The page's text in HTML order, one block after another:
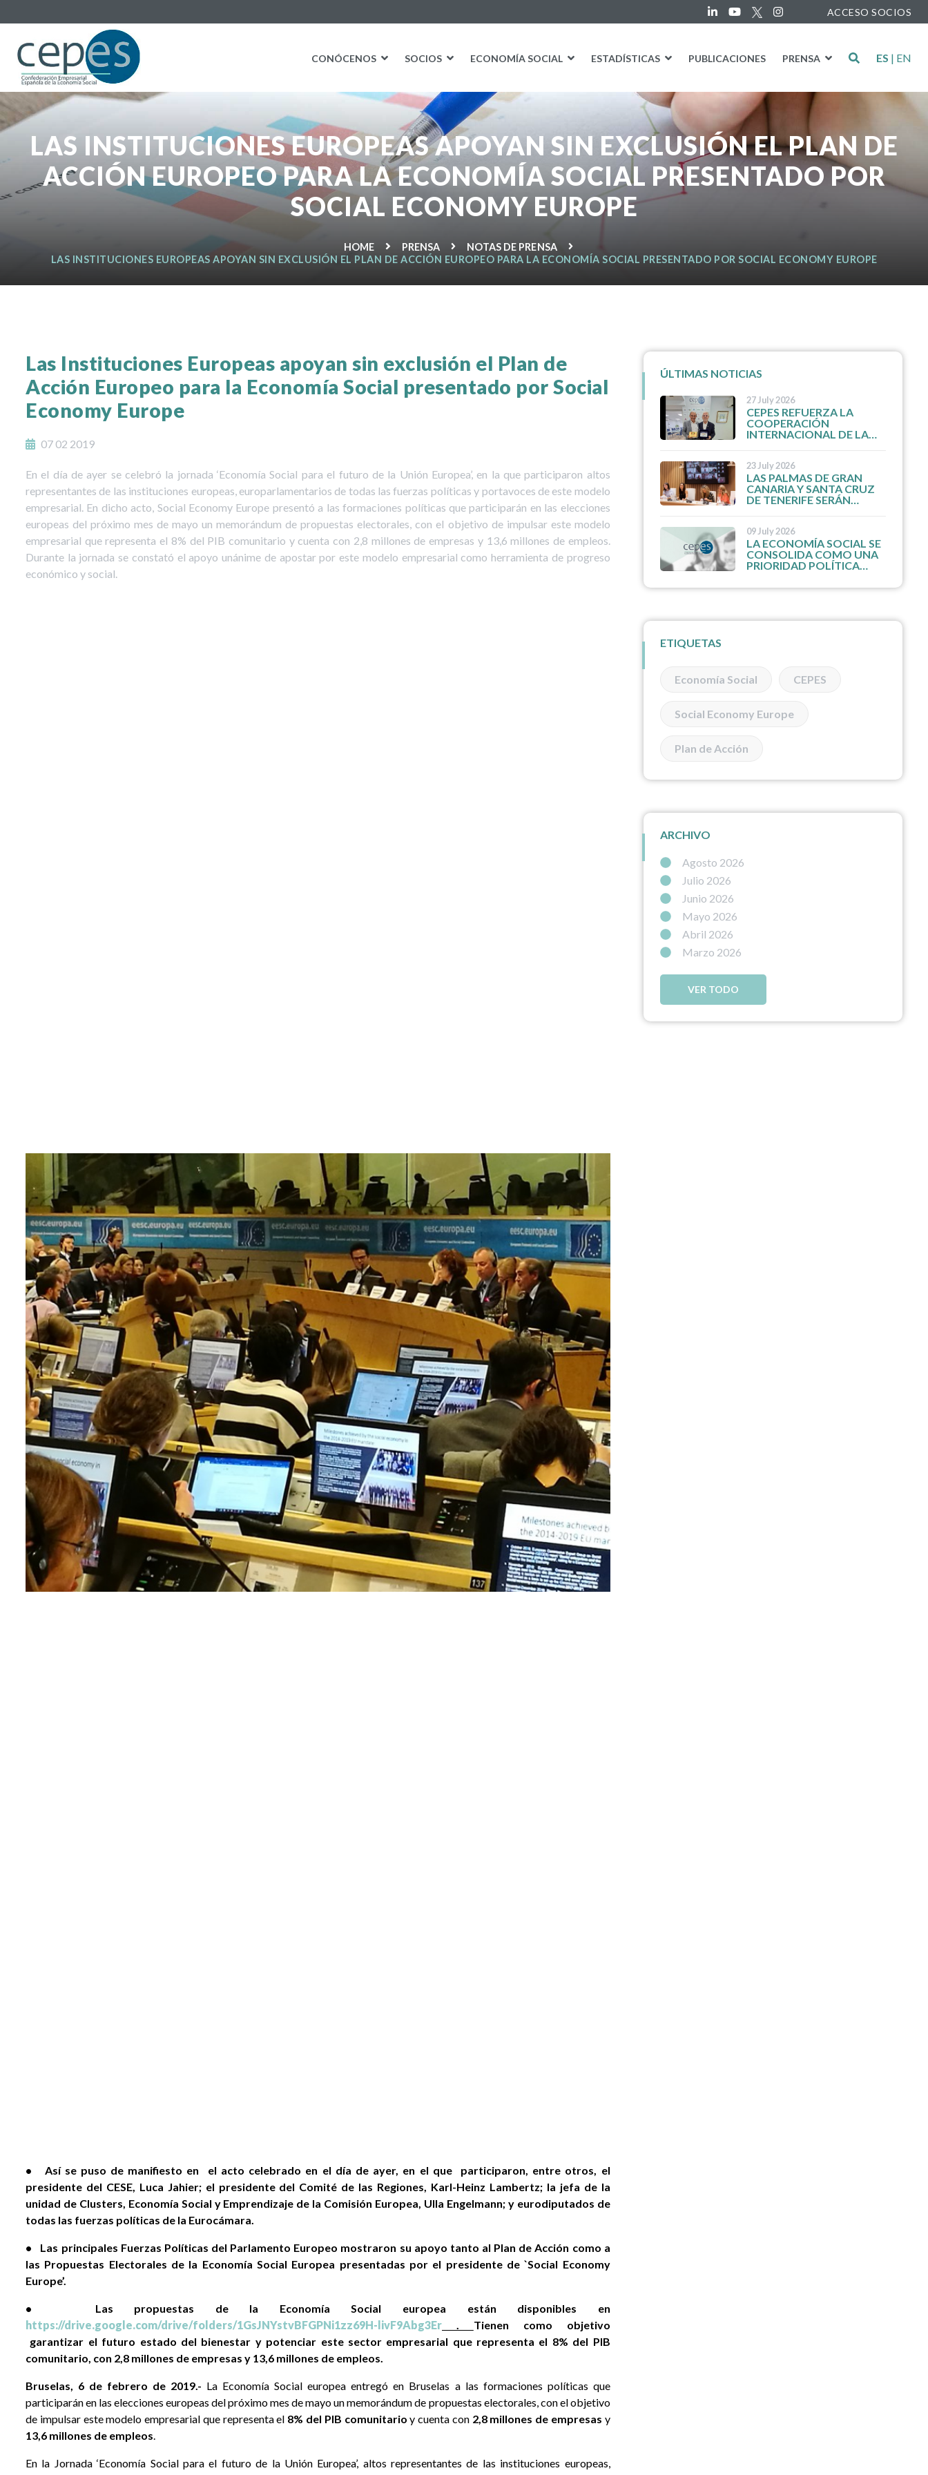
ACCESO SOCIOS
CONÓCENOS SOCIOS ECONOMÍA SOCIAL ESTADÍSTICAS PUBLICACIONES PRENSA ES | EN
LAS INSTITUCIONES EUROPEAS APOYAN SIN EXCLUSIÓN EL PLAN DE
ACCIÓN EUROPEO PARA LA ECONOMÍA SOCIAL PRESENTADO POR
SOCIAL ECONOMY EUROPE
HOME PRENSA
NOTAS DE PRENSA
LAS INSTITUCIONES EUROPEAS APOYAN SIN EXCLUSIÓN EL PLAN DE ACCIÓN EUROPEO PARA LA ECONOMÍA SOCIAL PRESENTADO POR SOCIAL ECONOMY EUROPE
Las Instituciones Europeas apoyan sin exclusión el Plan de
Acción Europeo para la Economía Social presentado por Social
Economy Europe
07 02 2019
En el día de ayer se celebró la jornada ‘Economía Social para el futuro de la Unión Europea’, en la que participaron altos
representantes de las instituciones europeas, europarlamentarios de todas las fuerzas políticas y portavoces de este modelo
empresarial. En dicho acto, Social Economy Europe presentó a las formaciones políticas que participarán en las elecciones
europeas del próximo mes de mayo un memorándum de propuestas electorales, con el objetivo de impulsar este modelo
empresarial que representa el 8% del PIB comunitario y cuenta con 2,8 millones de empresas y 13,6 millones de empleos.
Durante la jornada se constató el apoyo unánime de apostar por este modelo empresarial como herramienta de progreso
económico y social.
• Así se puso de manifiesto en el acto celebrado en el día de ayer, en el que participaron, entre otros, el
presidente del CESE, Luca Jahier; el presidente del Comité de las Regiones, Karl-Heinz Lambertz; la jefa de la
unidad de Clusters, Economía Social y Emprendizaje de la Comisión Europea, Ulla Engelmann; y eurodiputados de
todas las fuerzas políticas de la Eurocámara.
• Las principales Fuerzas Políticas del Parlamento Europeo mostraron su apoyo tanto al Plan de Acción como a
las Propuestas Electorales de la Economía Social Europea presentadas por el presidente de `Social Economy
Europe’.
• Las propuestas de la Economía Social europea están disponibles en
https://drive.google.com/drive/folders/1GsJNYstvBFGPNi1zz69H-livF9Abg3Er . Tienen como objetivo
garantizar el futuro estado del bienestar y potenciar este sector empresarial que representa el 8% del PIB
comunitario, con 2,8 millones de empresas y 13,6 millones de empleos.
Bruselas, 6 de febrero de 2019.- La Economía Social europea entregó en Bruselas a las formaciones políticas que
participarán en las elecciones europeas del próximo mes de mayo un memorándum de propuestas electorales, con el objetivo
de impulsar este modelo empresarial que representa el 8% del PIB comunitario y cuenta con 2,8 millones de empresas y
13,6 millones de empleos.
En la Jornada ‘Economía Social para el futuro de la Unión Europea’, altos representantes de las instituciones europeas,
ÚLTIMAS NOTICIAS
27 July 2026
CEPES REFUERZA LA
COOPERACIÓN
INTERNACIONAL DE LA
DE LA UNIÓN MUNDIAL
DE LAS MUTUALIDADES
23 July 2026
LAS PALMAS DE GRAN
CANARIA Y SANTA CRUZ
DE TENERIFE SERÁN
09 July 2026
LA ECONOMÍA SOCIAL SE
CONSOLIDA COMO UNA
PRIORIDAD POLÍTICA
ETIQUETAS
Economía Social CEPES
Social Economy Europe
Plan de Acción
ARCHIVO
Agosto 2026
Julio 2026
Junio 2026
Mayo 2026
Abril 2026
Marzo 2026
VER TODO